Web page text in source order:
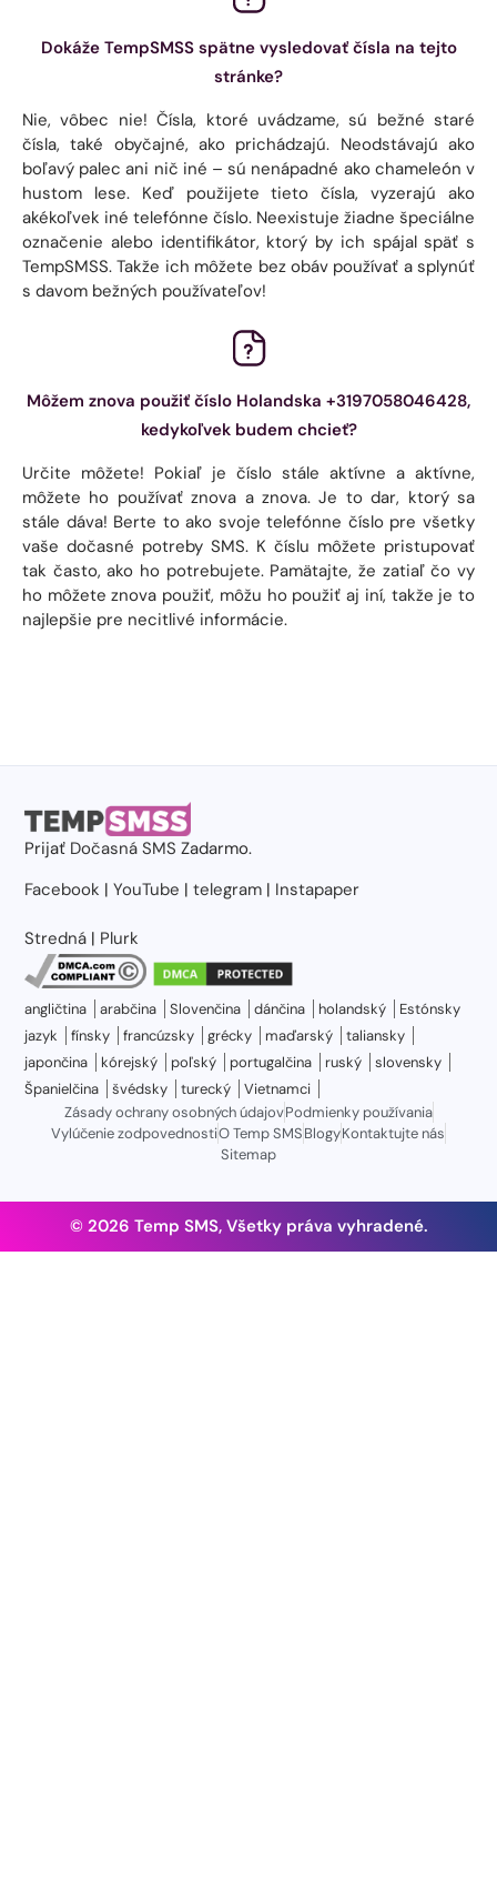
Dokáže TempSMSS spätne vysledovať čísla na tejto
stránke?
Nie, vôbec nie! Čísla, ktoré uvádzame, sú bežné staré
čísla, také obyčajné, ako prichádzajú. Neodstávajú ako
boľavý palec ani nič iné – sú nenápadné ako chameleón v
hustom lese. Keď použijete tieto čísla, vyzerajú ako
akékoľvek iné telefónne číslo. Neexistuje žiadne špeciálne
označenie alebo identifikátor, ktorý by ich spájal späť s
TempSMSS. Takže ich môžete bez obáv používať a splynúť
s davom bežných používateľov!
Môžem znova použiť číslo Holandska +3197058046428,
kedykoľvek budem chcieť?
Určite môžete! Pokiaľ je číslo stále aktívne a aktívne,
môžete ho používať znova a znova. Je to dar, ktorý sa
stále dáva! Berte to ako svoje telefónne číslo pre všetky
vaše dočasné potreby SMS. K číslu môžete pristupovať
tak často, ako ho potrebujete. Pamätajte, že zatiaľ čo vy
ho môžete znova použiť, môžu ho použiť aj iní, takže je to
najlepšie pre necitlivé informácie.
Prijať Dočasná SMS Zadarmo.
Facebook |YouTube |telegram | Instapaper
Stredná | Plurk
angličtina arabčina Slovenčina dánčina holandský
Estónsky
jazyk
fínsky francúzsky grécky maďarský
taliansky
japončina
kórejský poľský portugalčina ruský
slovensky
Španielčina
švédsky turecký
Vietnamci
Zásady ochrany osobných údajovPodmienky používania
Vylúčenie zodpovednostiO Temp SMSBlogyKontaktujte nás
Sitemap
© 2026 Temp SMS, Všetky práva vyhradené.